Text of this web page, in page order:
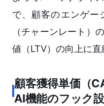
で、顧客のエンゲー
（チャーンレート）
値（LTV）の向上に直
顧客獲得単価（
AI機能のフック